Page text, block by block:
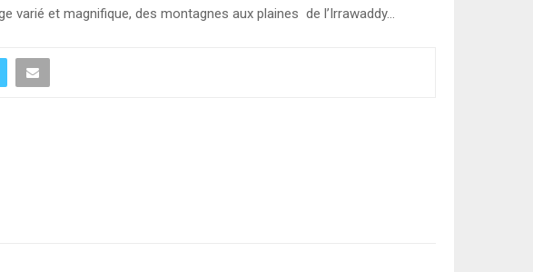
varié et magnifique, des montagnes aux plaines de l’Irrawaddy…